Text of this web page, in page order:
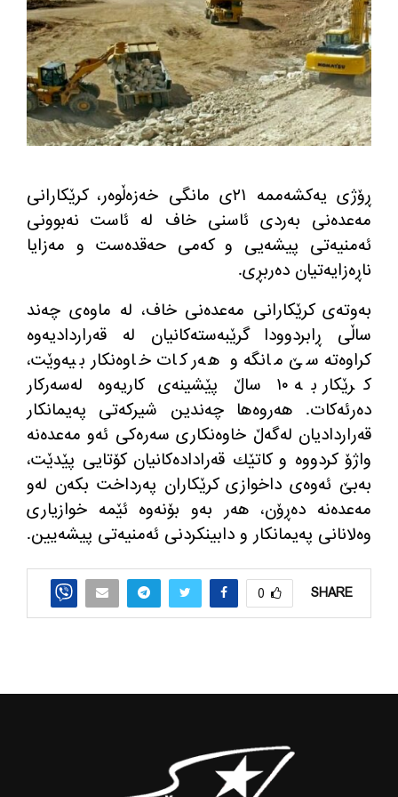
ڕۆژی یه‌كشه‌ممه‌ ٢١ی مانگی خه‌زه‌ڵوه‌ر، كرێكارانی
مه‌عده‌نی به‌ردی ئاسنی خاف له‌ ئاست نه‌بوونی
ئه‌منیه‌تی پیشه‌یی و كه‌می حه‌قده‌ست و مه‌زایا
ناڕه‌زایه‌تیان ده‌ربڕی.
به‌وته‌ی كرێكارانی مه‌عده‌نی خاف، له‌ ماوه‌ی چه‌ند
ساڵی ڕابردوودا گرێبه‌سته‌كانیان له‌ قه‌راردادیه‌وه‌
كراوه‌ته‌ سێ مانگه‌ و هه‌ر كات خاوه‌نكار بیه‌وێت،
كرێكار به‌ ١٠ ساڵ پێشینه‌ی كاریه‌وه‌ له‌سه‌ركار
ده‌رئه‌كات. هه‌روه‌ها چه‌ندین شیركه‌تی په‌یمانكار
قه‌راردادیان له‌گه‌ڵ خاوه‌نكاری سه‌ره‌كی ئه‌و مه‌عده‌نه‌
واژۆ كردووه‌ و كاتێك قه‌راداده‌كانیان كۆتایی پێدێت،
به‌بێ ئه‌وه‌ی داخوازی كرێكاران په‌رداخت بكه‌ن له‌و
مه‌عده‌نه‌ ده‌ڕۆن، هه‌ر به‌و بۆنه‌وه‌ ئێمه خوازیاری
وه‌لانانی په‌یمانكار و دابینكردنی ئه‌منیه‌تی پیشه‌یین.
SHARE
0